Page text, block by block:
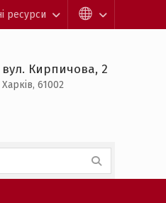
ресурси
вул. Кирпичова, 2
Харків, 61002